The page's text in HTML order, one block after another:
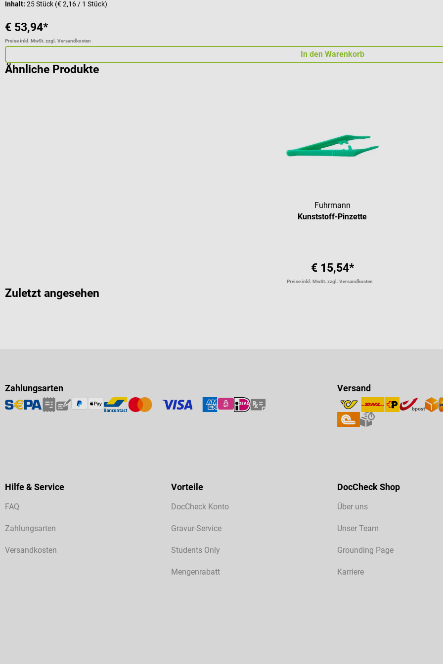
Inhalt: 25 Stück (€ 2,16 / 1 Stück)
€ 53,94*
Preise inkl. MwSt. zzgl. Versandkosten
In den Warenkorb
Ähnliche Produkte
Fuhrmann
Kunststoff-Pinzette
€ 15,54*
Preise inkl. MwSt. zzgl. Versandkosten
Zuletzt angesehen
Zahlungsarten Versand
Hilfe & Service
FAQ
Zahlungsarten
Versandkosten
Vorteile
DocCheck Konto
Gravur-Service
Students Only
Mengenrabatt
DocCheck Shop
Über uns
Unser Team
Grounding Page
Karriere